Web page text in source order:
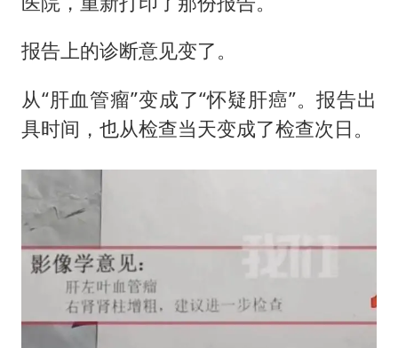
报告上的诊断意见变了。
从“肝血管瘤”变成了“怀疑肝癌”。报告出
具时间，也从检查当天变成了检查次日。